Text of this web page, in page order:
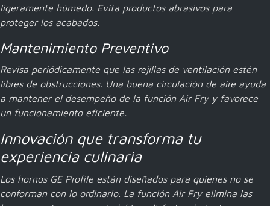
ligeramente húmedo. Evita productos abrasivos para
proteger los acabados.
Mantenimiento Preventivo
Revisa periódicamente que las rejillas de ventilación estén
libres de obstrucciones. Una buena circulación de aire ayuda
a mantener el desempeño de la función Air Fry y favorece
un funcionamiento eficiente.
Innovación que transforma tu
experiencia culinaria
Los hornos GE Profile están diseñados para quienes no se
conforman con lo ordinario. La función Air Fry elimina las